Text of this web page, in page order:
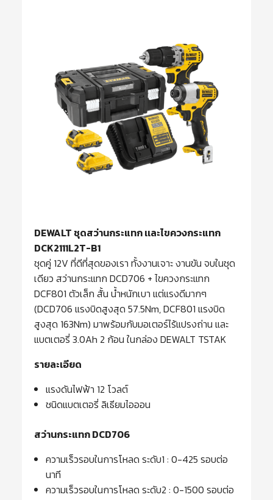
DEWALT ชุดสว่านกระแทก เเละไขควงกระแทก
DCK2111L2T-B1
ชุดคู่ 12V ที่ดีที่สุดของเรา ทั้งงานเจาะ งานขัน จบในชุด
เดียว สว่านกระแทก DCD706 + ไขควงกระแทก
DCF801 ตัวเล็ก สั้น น้ำหนักเบา แต่แรงดีมากๆ
(DCD706 แรงบิดสูงสุด 57.5Nm, DCF801 แรงบิด
สูงสุด 163Nm) มาพร้อมกับมอเตอร์ไร้แปรงถ่าน และ
แบตเตอรี่ 3.0Ah 2 ก้อน ในกล่อง DEWALT TSTAK
รายละเอียด
แรงดันไฟฟ้า 12 โวลต์
ชนิดแบตเตอรี่ ลิเธียมไอออน
สว่านกระแทก DCD706
ความเร็วรอบในการโหลด ระดับ1 : 0-425 รอบต่อ
นาที
ความเร็วรอบในการโหลด ระดับ2 : 0-1500 รอบต่อ